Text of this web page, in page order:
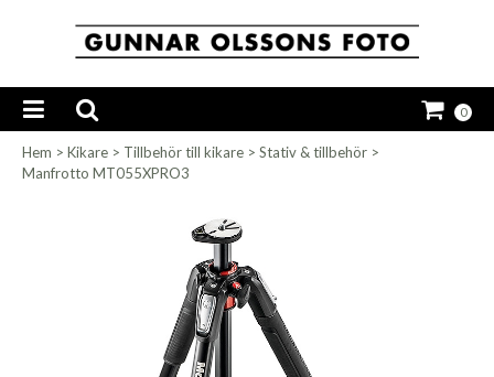
0
Hem > Kikare > Tillbehör till kikare > Stativ & tillbehör >
Manfrotto MT055XPRO3